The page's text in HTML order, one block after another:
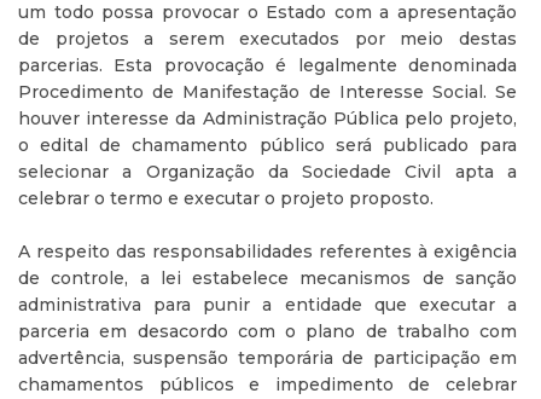
um todo possa provocar o Estado com a apresentação
de projetos a serem executados por meio destas
parcerias. Esta provocação é legalmente denominada
Procedimento de Manifestação de Interesse Social. Se
houver interesse da Administração Pública pelo projeto,
o edital de chamamento público será publicado para
selecionar a Organização da Sociedade Civil apta a
celebrar o termo e executar o projeto proposto.
A respeito das responsabilidades referentes à exigência
de controle, a lei estabelece mecanismos de sanção
administrativa para punir a entidade que executar a
parceria em desacordo com o plano de trabalho com
advertência, suspensão temporária de participação em
chamamentos públicos e impedimento de celebrar